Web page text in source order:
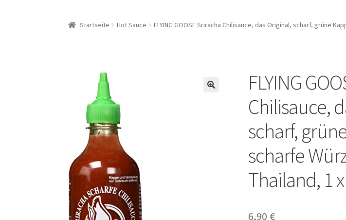
Startseite Hot Sauce FLYING GOOSE Sriracha Chilisauce, das Original, scharf, grüne
FLYING
Chilisauce,
scharf,
scharfe
Thailand, 1
6,90 €